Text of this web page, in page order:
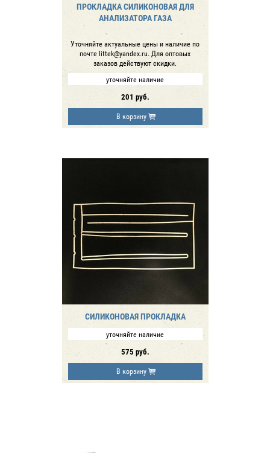
ПРОКЛАДКА СИЛИКОНОВАЯ ДЛЯ
АНАЛИЗАТОРА ГАЗА
Уточняйте актуальные цены и наличие по
почте littek@yandex.ru. Для оптовых
заказов действуют скидки.
уточняйте наличие
201 руб.
В корзину
СИЛИКОНОВАЯ ПРОКЛАДКА
уточняйте наличие
575 руб.
В корзину